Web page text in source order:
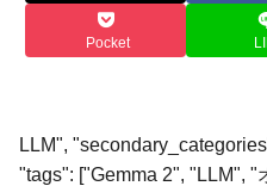
Pocket
LLM",
"tags": ["Gemma 2", "LLM", "